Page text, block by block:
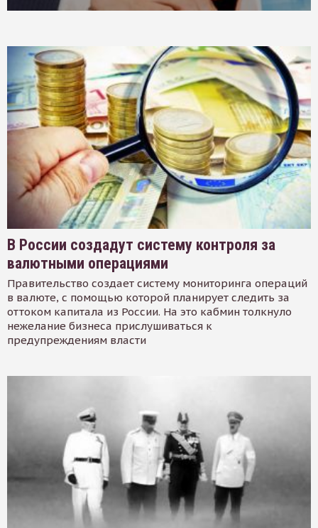
В России создадут систему контроля за
валютными операциями
Правительство создает систему мониторинга операций
в валюте, с помощью которой планирует следить за
оттоком капитала из России. На это кабмин толкнуло
нежелание бизнеса прислушиваться к
предупреждениям власти